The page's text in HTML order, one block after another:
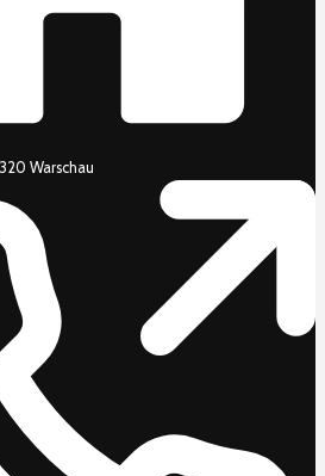
Warschau